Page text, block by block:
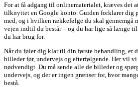
For at få adgang til onlinematerialet, kræves det
tilknyttet en Google konto. Guiden forklarer dig
med, og i hvilken rækkefølge du skal gennemgå
vejen indtil du består – og du har lige så længe
du har brug for.
Når du føler dig klar til din første behandling, er
billeder før, undervejs og efterfølgende. Her vil vi
nødvendigt. Du må sende alle de billeder og
undervejs, og der er ingen grænser for, hvor
bestå.